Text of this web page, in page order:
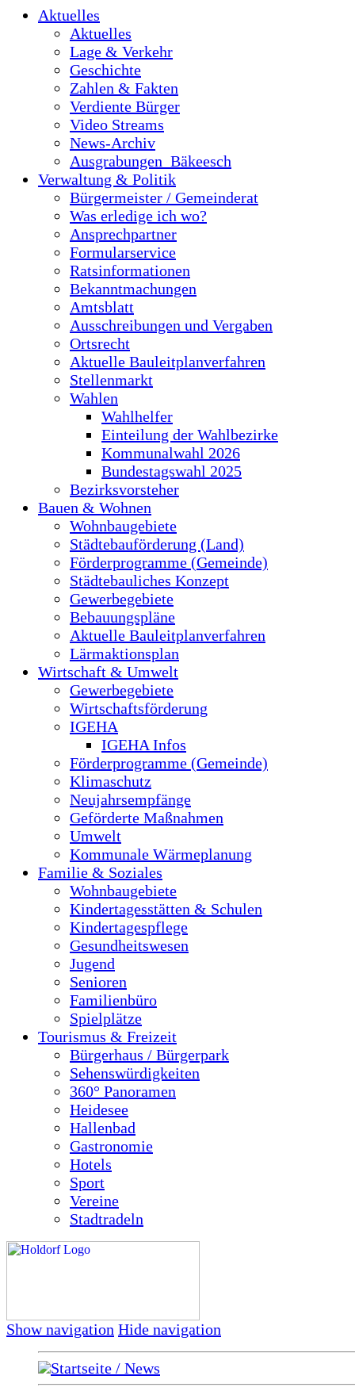
Aktuelles
Aktuelles
Lage & Verkehr
Geschichte
Zahlen & Fakten
Verdiente Bürger
Video Streams
News-Archiv
Ausgrabungen_Bäkeesch
Verwaltung & Politik
Bürgermeister / Gemeinderat
Was erledige ich wo?
Ansprechpartner
Formularservice
Ratsinformationen
Bekanntmachungen
Amtsblatt
Ausschreibungen und Vergaben
Ortsrecht
Aktuelle Bauleitplanverfahren
Stellenmarkt
Wahlen
Wahlhelfer
Einteilung der Wahlbezirke
Kommunalwahl 2026
Bundestagswahl 2025
Bezirksvorsteher
Bauen & Wohnen
Wohnbaugebiete
Städtebauförderung (Land)
Förderprogramme (Gemeinde)
Städtebauliches Konzept
Gewerbegebiete
Bebauungspläne
Aktuelle Bauleitplanverfahren
Lärmaktionsplan
Wirtschaft & Umwelt
Gewerbegebiete
Wirtschaftsförderung
IGEHA
IGEHA Infos
Förderprogramme (Gemeinde)
Klimaschutz
Neujahrsempfänge
Geförderte Maßnahmen
Umwelt
Kommunale Wärmeplanung
Familie & Soziales
Wohnbaugebiete
Kindertagesstätten & Schulen
Kindertagespflege
Gesundheitswesen
Jugend
Senioren
Familienbüro
Spielplätze
Tourismus & Freizeit
Bürgerhaus / Bürgerpark
Sehenswürdigkeiten
360° Panoramen
Heidesee
Hallenbad
Gastronomie
Hotels
Sport
Vereine
Stadtradeln
Show navigation Hide navigation
Startseite / News